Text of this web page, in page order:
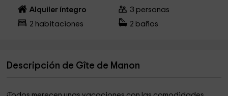
Alquiler íntegro 3 personas
2 habitaciones 2 baños
Descripción de Gîte de Manon